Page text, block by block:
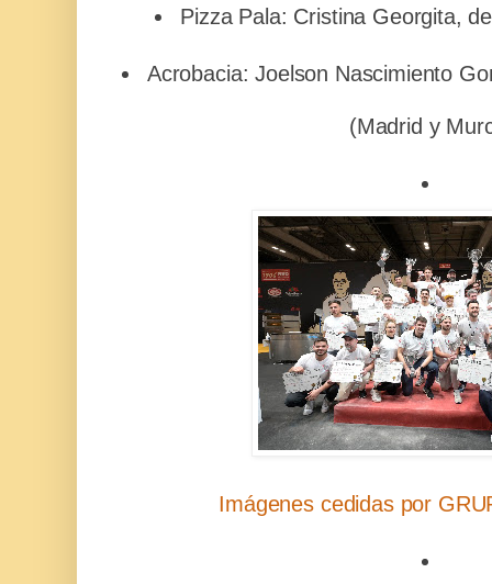
Pizza Pala: Cristina Georgita,
Acrobacia: Joelson Nascimiento
(Madrid y
Imágenes cedidas por